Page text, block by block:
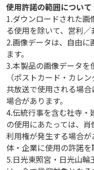
使用許諾の範囲について
1.ダウンロードされた
る使用を除いて、営利／
2.画像データは、自由
ます。
3.本製品の画像データを
（ポストカード・カレ
共放送で使用される場
場合があります。
4.伝統行事を含む社寺
の使用にあたっては、肖
利用権が発生する場合
体・企業に使用の許諾を
5.日光東照宮・日光山